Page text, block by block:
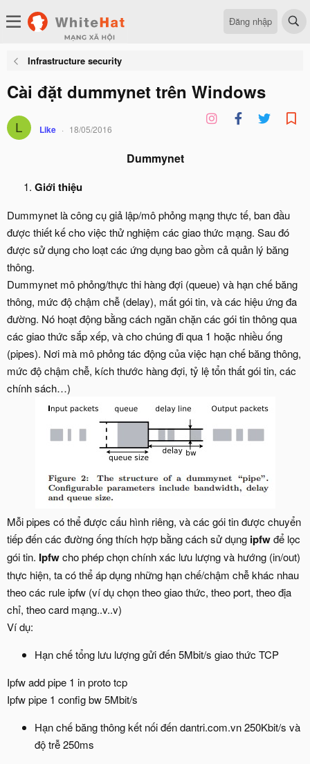
Đăng nhập
Infrastructure security
Cài đặt dummynet trên Windows
L Like 18/05/2016
Dummynet
Giới thiệu
Dummynet là công cụ giả lập/mô phỏng mạng thực tế, ban đầu
được thiết kế cho việc thử nghiệm các giao thức mạng. Sau đó
được sử dụng cho loạt các ứng dụng bao gồm cả quản lý băng
thông.
Dummynet mô phỏng/thực thi hàng đợi (queue) và hạn chế băng
thông, mức độ chậm chễ (delay), mất gói tin, và các hiệu ứng đa
đường. Nó hoạt động bằng cách ngăn chặn các gói tin thông qua
các giao thức sắp xếp, và cho chúng đi qua 1 hoặc nhiều ống
(pipes). Nơi mà mô phỏng tác động của việc hạn chế băng thông,
mức độ chậm chễ, kích thước hàng đợi, tỷ lệ tổn thất gói tin, các
chính sách…)
Mỗi pipes có thể được cấu hình riêng, và các gói tin được chuyển
tiếp đến các đường ống thích hợp bằng cách sử dụng ipfwđể lọc
gói tin. Ipfwcho phép chọn chính xác lưu lượng và hướng (in/out)
thực hiện, ta có thể áp dụng những hạn chế/chậm chễ khác nhau
theo các rule ipfw (ví dụ chọn theo giao thức, theo port, theo địa
chỉ, theo card mạng..v..v)
Ví dụ:
Hạn chế tổng lưu lượng gửi đến 5Mbit/s giao thức TCP
Ipfw add pipe 1 in proto tcp
Ipfw pipe 1 config bw 5Mbit/s
Hạn chế băng thông kết nối đến dantri.com.vn 250Kbit/s và
độ trễ 250ms